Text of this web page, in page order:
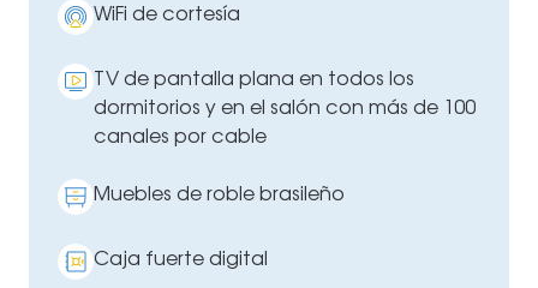
WiFi de cortesía
TV de pantalla plana en todos los
dormitorios y en el salón con más de 100
canales por cable
Muebles de roble brasileño
Caja fuerte digital